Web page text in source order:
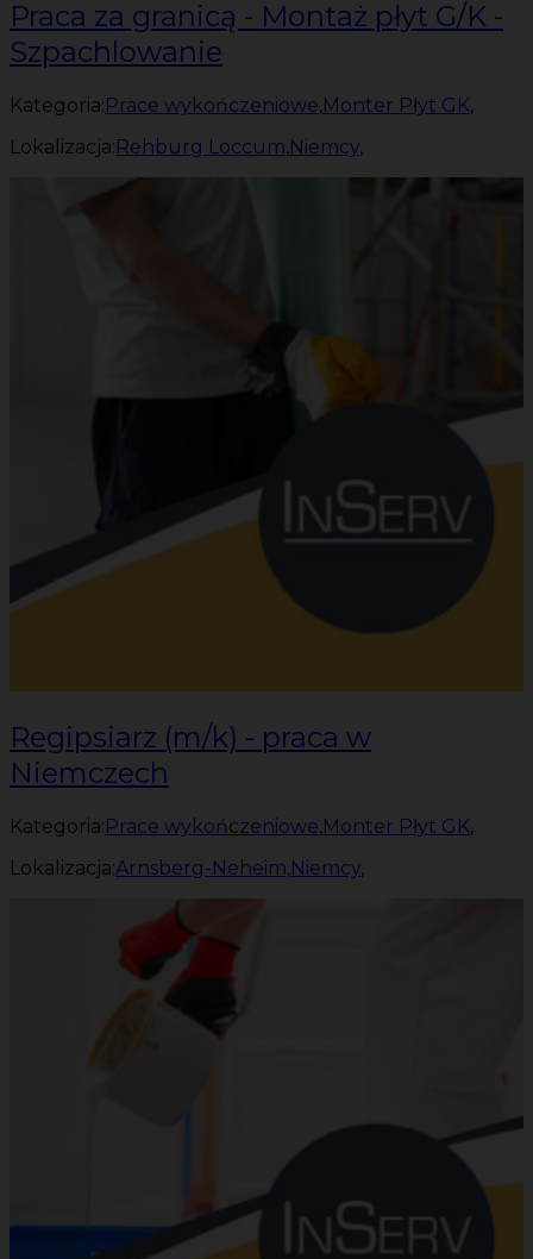
Praca za granicą - Montaż płyt G/K -
Szpachlowanie
Kategoria:Prace wykończeniowe,Monter Płyt GK,
Lokalizacja:Rehburg Loccum,Niemcy,
Regipsiarz (m/k) - praca w
Niemczech
Kategoria:Prace wykończeniowe,Monter Płyt GK,
Lokalizacja:Arnsberg-Neheim,Niemcy,